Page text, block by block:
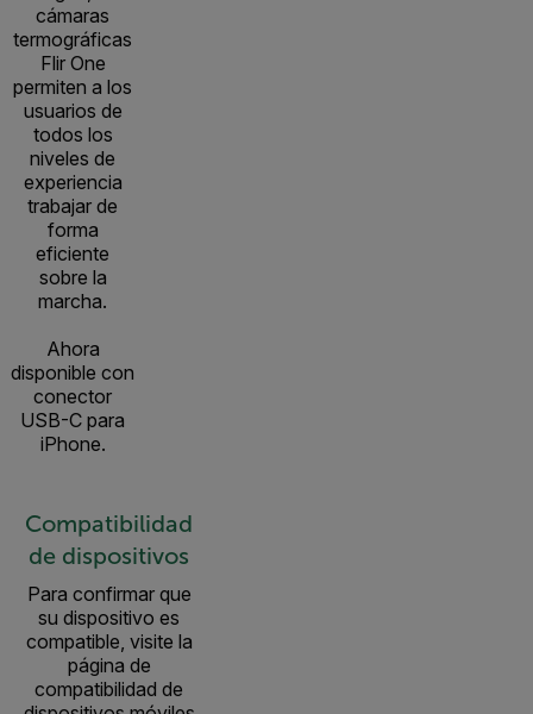
cámaras
termográficas
Flir One
permiten a los
usuarios de
todos los
niveles de
experiencia
trabajar de
forma
eficiente
sobre la
marcha.
Ahora
disponible con
conector
USB-C para
iPhone.
Compatibilidad
de dispositivos
Para confirmar que
su dispositivo es
compatible, visite la
página de
compatibilidad de